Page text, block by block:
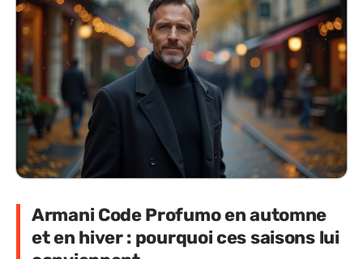
Armani Code Profumo en automne
et en hiver : pourquoi ces saisons lui